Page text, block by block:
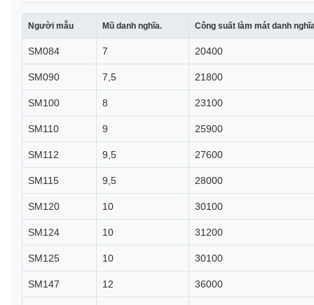
Người mẫu Mũ danh nghĩa. Công suất làm mát danh
SM084 7 20400
SM090 7,5 21800
SM100 8 23100
SM110 9 25900
SM112 9,5 27600
SM115 9,5 28000
SM120 10 30100
SM124 10 31200
SM125 10 30100
SM147 12 36000